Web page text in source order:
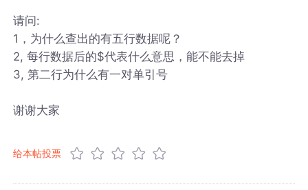
请问:
1，为什么查出的有五行数据呢？
2, 每行数据后的$代表什么意思，能不能去掉
3, 第二行为什么有一对单引号
谢谢大家
给本帖投票